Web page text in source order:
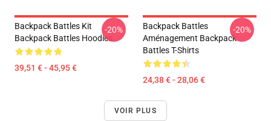
Backpack Battles Kit
Backpack Battles Hoodies
39,51 € - 45,95 €
-20%
Backpack Battles
Aménagement Backpack
Battles T-Shirts
24,38 € - 28,06 €
-20%
VOIR PLUS